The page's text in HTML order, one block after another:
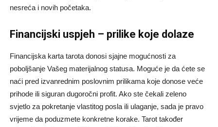
nesreća i novih početaka.
Financijski uspjeh – prilike koje dolaze
Financijska karta tarota donosi sjajne mogućnosti za
poboljšanje Vašeg materijalnog statusa. Moguće je da ćete se
naći pred izvanrednim poslovnim prilikama koje donose veće
prihode ili siguran dugoročni profit. Ako ste čekali zeleno
svjetlo za pokretanje vlastitog posla ili ulaganje, sada je pravo
vrijeme da poduzmete konkretne korake. Tarot također